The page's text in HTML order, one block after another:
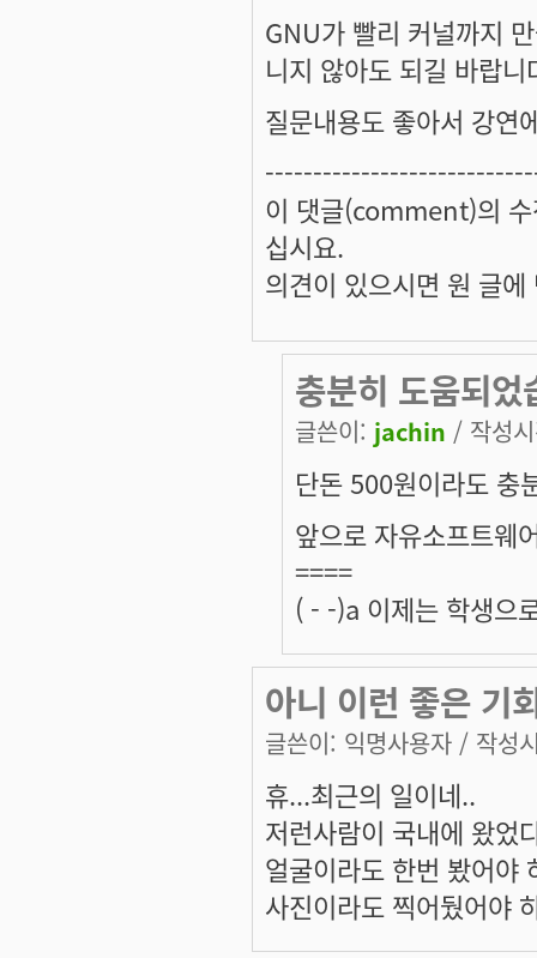
GNU가 빨리 커널까지
니지 않아도 되길 바랍니
질문내용도 좋아서 강연
이 댓글(comment)의
십시요.
의견이 있으시면 원 글
충분히 도움되었
글쓴이: jachin / 작성
단돈 500원이라도 충
앞으로 자유소프트웨
====
( - -)a 이제는 학생으
아니 이런 좋은 기
글쓴이: 익명사용자 / 작성
휴...최근의 일이네..
저런사람이 국내에 왔었
얼굴이라도 한번 봤어야
사진이라도 찍어뒀어야